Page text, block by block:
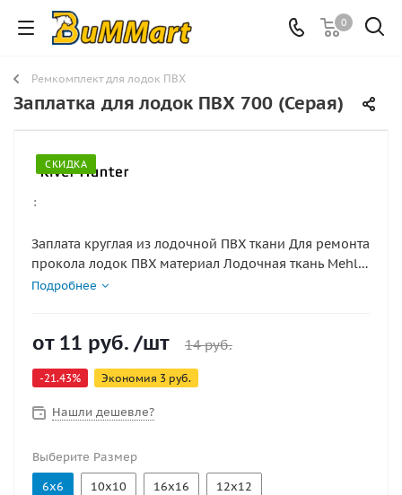
0
Ремкомплект для лодок ПВХ
Заплатка для лодок ПВХ 700 (Серая)
СКИДКА
:
Заплата круглая из лодочной ПВХ ткани Для ремонта
прокола лодок ПВХ материал Лодочная ткань Mehler
Plastel Boat Серая 750
Подробнее
от 11 руб. /шт 14 руб.
-21.43% Экономия 3 руб.
Нашли дешевле?
Выберите Размер
6x6
10x10 16x16 12х12